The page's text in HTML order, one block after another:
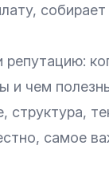
и чем
структура,
самое